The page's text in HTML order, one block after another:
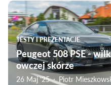
TESTY I PREZENTACJE
Peugeot 508 PSE -
owczej skórze
26 Maj ‘25 Piotr